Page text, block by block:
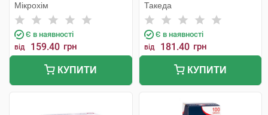
Мікрохім
Є в наявності
від 159.40 грн
КУПИТИ
Такеда
Є в наявності
від 181.40 грн
КУПИТИ